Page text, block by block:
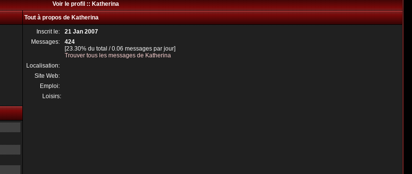
Voir le profil :: Katherina
Tout à propos de Katherina
Inscrit le: 21 Jan 2007
Messages: 424
[23.30% du total / 0.06 messages par jour]
Trouver tous les messages de Katherina
Localisation:
Site Web:
Emploi:
Loisirs: